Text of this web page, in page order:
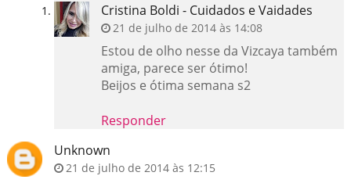
Cristina Boldi - Cuidados e Vaidades
21 de julho de 2014 às 14:08
Estou de olho nesse da Vizcaya também
amiga, parece ser ótimo!
Beijos e ótima semana s2
Responder
Unknown
21 de julho de 2014 às 12:15